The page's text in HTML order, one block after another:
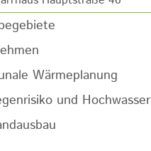
Wärmeplanung
und Hochwasser